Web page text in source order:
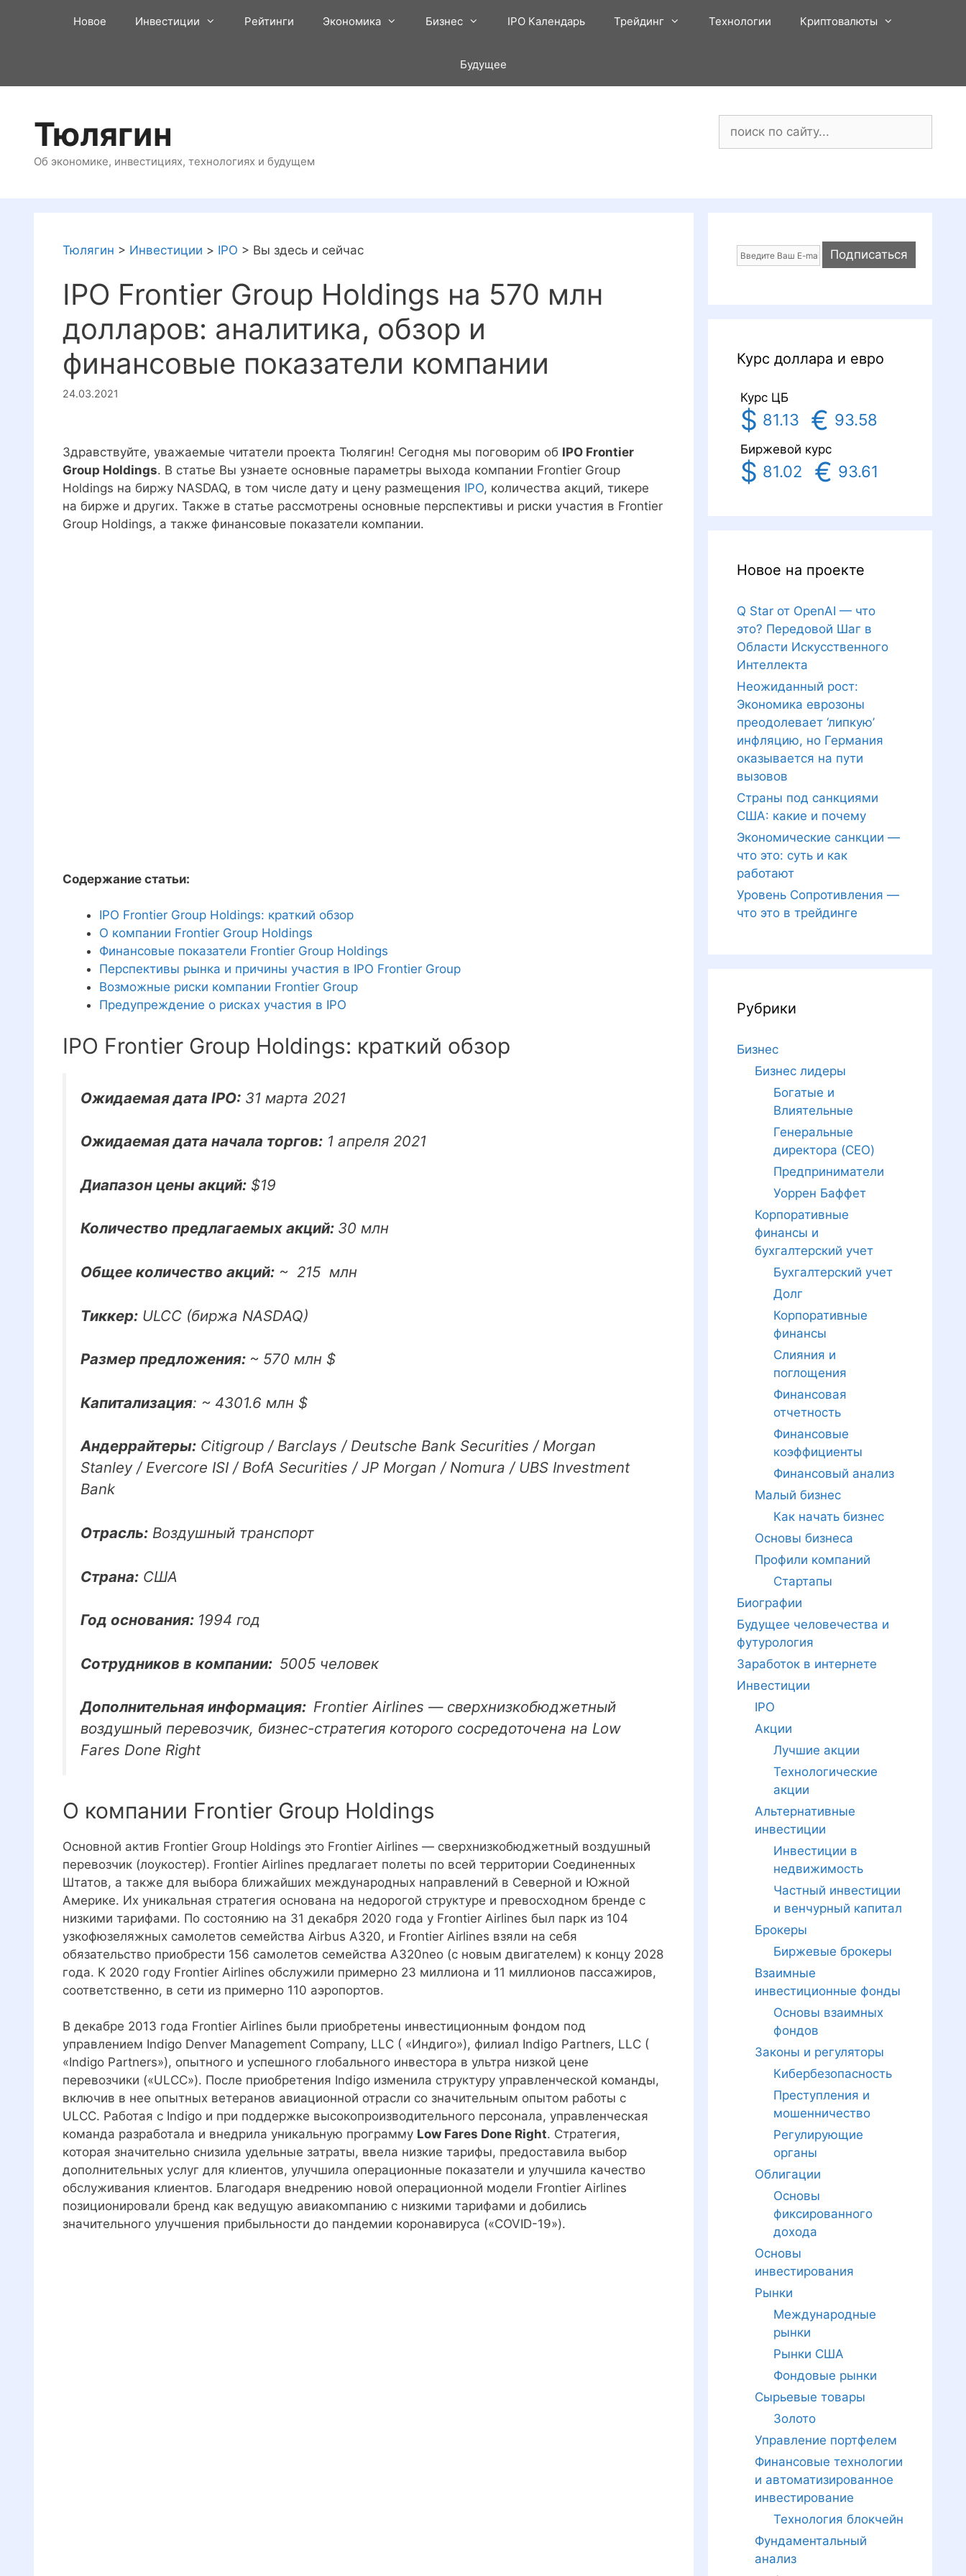
Новое Инвестиции Рейтинги Экономика Бизнес IPO Календарь Трейдинг Технологии Криптовалюты
Будущее
Тюлягин
Об экономике, инвестициях, технологиях и будущем
Тюлягин > Инвестиции > IPO > Вы здесь и сейчас
IPO Frontier Group Holdings на 570 млн
долларов: аналитика, обзор и
финансовые показатели компании
24.03.2021
Здравствуйте, уважаемые читатели проекта Тюлягин! Сегодня мы поговорим об IPO Frontier
Group Holdings. В статье Вы узнаете основные параметры выхода компании Frontier Group
Holdings на биржу NASDAQ, в том числе дату и цену размещения IPO, количества акций, тикере
на бирже и других. Также в статье рассмотрены основные перспективы и риски участия в Frontier
Group Holdings, а также финансовые показатели компании.
Содержание статьи:
IPO Frontier Group Holdings: краткий обзор
О компании Frontier Group Holdings
Финансовые показатели Frontier Group Holdings
Перспективы рынка и причины участия в IPO Frontier Group
Возможные риски компании Frontier Group
Предупреждение о рисках участия в IPO
IPO Frontier Group Holdings: краткий обзор
Ожидаемая дата IPO: 31 марта 2021
Ожидаемая дата начала торгов: 1 апреля 2021
Диапазон цены акций: $19
Количество предлагаемых акций: 30 млн
Общее количество акций: ~ 215 млн
Тиккер: ULCC (биржа NASDAQ)
Размер предложения: ~ 570 млн $
Капитализация: ~ 4301.6 млн $
Андеррайтеры: Citigroup / Barclays / Deutsche Bank Securities / Morgan
Stanley / Evercore ISI / BofA Securities / JP Morgan / Nomura / UBS Investment
Bank
Отрасль: Воздушный транспорт
Страна: США
Год основания: 1994 год
Сотрудников в компании: 5005 человек
Дополнительная информация: Frontier Airlines — сверхнизкобюджетный
воздушный перевозчик, бизнес-стратегия которого сосредоточена на Low
Fares Done Right
О компании Frontier Group Holdings
Основной актив Frontier Group Holdings это Frontier Airlines — сверхнизкобюджетный воздушный
перевозчик (лоукостер). Frontier Airlines предлагает полеты по всей территории Соединенных
Штатов, а также для выбора ближайших международных направлений в Северной и Южной
Америке. Их уникальная стратегия основана на недорогой структуре и превосходном бренде с
низкими тарифами. По состоянию на 31 декабря 2020 года у Frontier Airlines был парк из 104
узкофюзеляжных самолетов семейства Airbus A320, и Frontier Airlines взяли на себя
обязательство приобрести 156 самолетов семейства A320neo (с новым двигателем) к концу 2028
года. К 2020 году Frontier Airlines обслужили примерно 23 миллиона и 11 миллионов пассажиров,
соответственно, в сети из примерно 110 аэропортов.
В декабре 2013 года Frontier Airlines были приобретены инвестиционным фондом под
управлением Indigo Denver Management Company, LLC ( «Индиго»), филиал Indigo Partners, LLC (
«Indigo Partners»), опытного и успешного глобального инвестора в ультра низкой цене
перевозчики («ULCC»). После приобретения Indigo изменила структуру управленческой команды,
включив в нее опытных ветеранов авиационной отрасли со значительным опытом работы с
ULCC. Работая с Indigo и при поддержке высокопроизводительного персонала, управленческая
команда разработала и внедрила уникальную программу Low Fares Done Right. Стратегия,
которая значительно снизила удельные затраты, ввела низкие тарифы, предоставила выбор
дополнительных услуг для клиентов, улучшила операционные показатели и улучшила качество
обслуживания клиентов. Благодаря внедрению новой операционной модели Frontier Airlines
позиционировали бренд как ведущую авиакомпанию с низкими тарифами и добились
значительного улучшения прибыльности до пандемии коронавируса («COVID-19»).
Курс доллара и евро
Курс ЦБ
$ 81.13 € 93.58
Биржевой курс
$ 81.02 € 93.61
Новое на проекте
Q Star от OpenAI — что
это? Передовой Шаг в
Области Искусственного
Интеллекта
Неожиданный рост:
Экономика еврозоны
преодолевает ‘липкую’
инфляцию, но Германия
оказывается на пути
вызовов
Страны под санкциями
США: какие и почему
Экономические санкции —
что это: суть и как
работают
Уровень Сопротивления —
что это в трейдинге
Рубрики
Бизнес
Бизнес лидеры
Богатые и
Влиятельные
Генеральные
директора (CEO)
Предприниматели
Уоррен Баффет
Корпоративные
финансы и
бухгалтерский учет
Бухгалтерский учет
Долг
Корпоративные
финансы
Слияния и
поглощения
Финансовая
отчетность
Финансовые
коэффициенты
Финансовый анализ
Малый бизнес
Как начать бизнес
Основы бизнеса
Профили компаний
Стартапы
Биографии
Будущее человечества и
футурология
Заработок в интернете
Инвестиции
IPO
Акции
Лучшие акции
Технологические
акции
Альтернативные
инвестиции
Инвестиции в
недвижимость
Частный инвестиции
и венчурный капитал
Брокеры
Биржевые брокеры
Взаимные
инвестиционные фонды
Основы взаимных
фондов
Законы и регуляторы
Кибербезопасность
Преступления и
мошенничество
Регулирующие
органы
Облигации
Основы
фиксированного
дохода
Основы
инвестирования
Рынки
Международные
рынки
Рынки США
Фондовые рынки
Сырьевые товары
Золото
Управление портфелем
Финансовые технологии
и автоматизированное
инвестирование
Технология блокчейн
Фундаментальный
анализ